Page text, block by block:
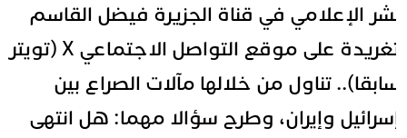
الإعلامي في قناة الجزيرة فيضل القاسم
تغريدة على موقع التواصل الاجتماعي X (تويتر
تناول من خلالها مآلات الصراع بين
وإيران، وطرح سؤالا مهما: هل انتهى